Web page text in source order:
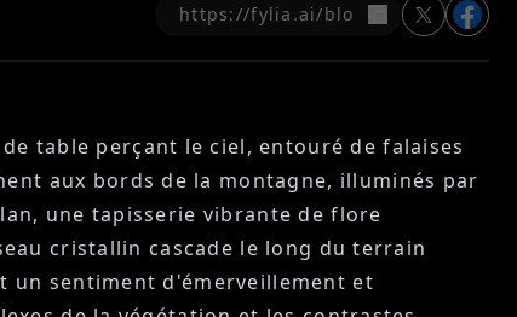
copier
table perçant le ciel, entouré de falaises
aux bords de la montagne, illuminés par
une tapisserie vibrante de flore
cristallin cascade le long du terrain
un sentiment d'émerveillement et